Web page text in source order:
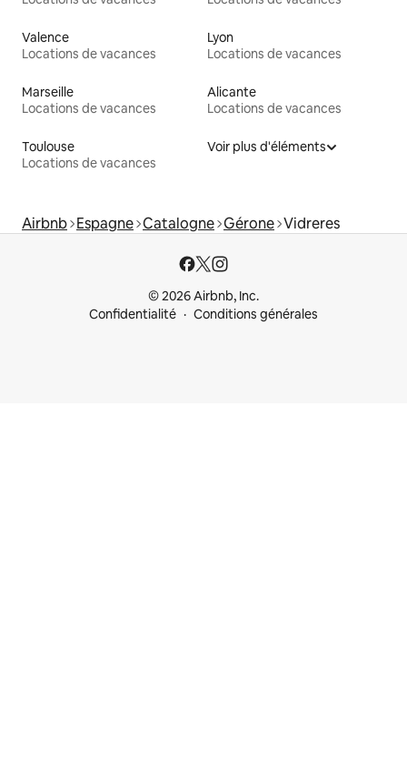
Valence
Locations de vacances
Lyon
Locations de vacances
Marseille
Locations de vacances
Alicante
Locations de vacances
Toulouse
Locations de vacances
Voir plus d'éléments
Airbnb Espagne Catalogne Gérone Vidreres
© 2026 Airbnb, Inc.
Confidentialité
Conditions générales